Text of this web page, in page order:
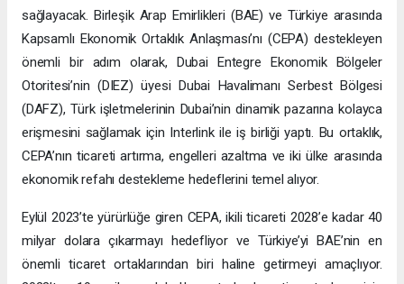
sağlayacak. Birleşik Arap Emirlikleri (BAE) ve Türkiye arasında
Kapsamlı Ekonomik Ortaklık Anlaşması’nı (CEPA) destekleyen
önemli bir adım olarak, Dubai Entegre Ekonomik Bölgeler
Otoritesi’nin (DIEZ) üyesi Dubai Havalimanı Serbest Bölgesi
(DAFZ), Türk işletmelerinin Dubai’nin dinamik pazarına kolayca
erişmesini sağlamak için Interlink ile iş birliği yaptı. Bu ortaklık,
CEPA’nın ticareti artırma, engelleri azaltma ve iki ülke arasında
ekonomik refahı destekleme hedeflerini temel alıyor.
Eylül 2023’te yürürlüğe giren CEPA, ikili ticareti 2028’e kadar 40
milyar dolara çıkarmayı hedefliyor ve Türkiye’yi BAE’nin en
önemli ticaret ortaklarından biri haline getirmeyi amaçlıyor.